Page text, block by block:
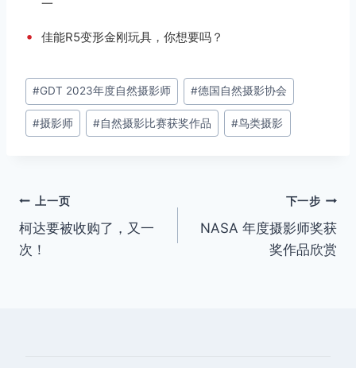
一
• 佳能R5变形金刚玩具，你想要吗？
文
章
标
#GDT 2023年度自然摄影师 #德国自然摄影协会
#摄影师 #自然摄影比赛获奖作品 #鸟类摄影
文
章
上一页
柯达要被收购了，又一
次！
下一步
NASA 年度摄影师奖获
奖作品欣赏